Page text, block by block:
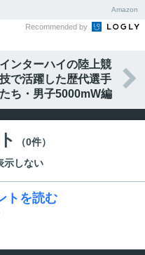
Amazon
Recommended by
インターハイの陸上競
技で活躍した歴代選手
たち・男子5000mW編

（0件）
示しない
トを読む